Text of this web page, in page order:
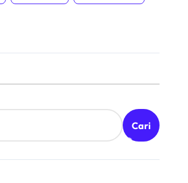
Cari